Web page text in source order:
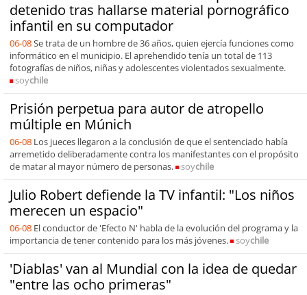
detenido tras hallarse material pornográfico
infantil en su computador
06-08Se trata de un hombre de 36 años, quien ejercía funciones como
informático en el municipio. El aprehendido tenía un total de 113
fotografías de niños, niñas y adolescentes violentados sexualmente.
soychile
Prisión perpetua para autor de atropello
múltiple en Múnich
06-08 Los jueces llegaron a la conclusión de que el sentenciado había
arremetido deliberadamente contra los manifestantes con el propósito
de matar al mayor número de personas.
soychile
Julio Robert defiende la TV infantil: "Los niños
merecen un espacio"
06-08 El conductor de 'Efecto N' habla de la evolución del programa y la
importancia de tener contenido para los más jóvenes.
soychile
'Diablas' van al Mundial con la idea de quedar
"entre las ocho primeras"